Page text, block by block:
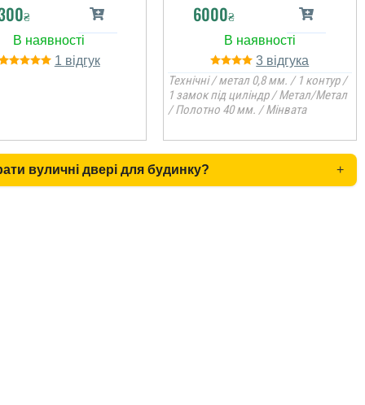
₴
1
6000₴
3
Технічні / метал 0,8 мм. / 1 контур /
1 замок під циліндр / Метал/Метал
/ Полотно 40 мм. / Мінвата
вуличні двері для будинку? +